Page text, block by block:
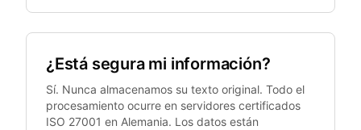
¿Está segura mi información?
Sí. Nunca almacenamos su texto original. Todo el
procesamiento ocurre en servidores certificados
ISO 27001 en Alemania. Los datos están